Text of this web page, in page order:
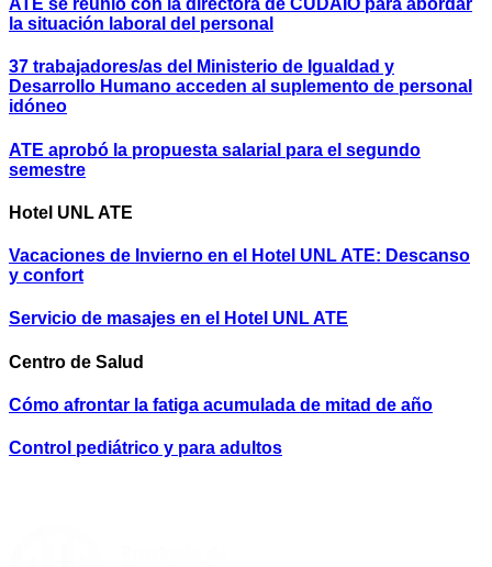
ATE se reunió con la directora de CUDAIO para abordar
la situación laboral del personal
37 trabajadores/as del Ministerio de Igualdad y
Desarrollo Humano acceden al suplemento de personal
idóneo
ATE aprobó la propuesta salarial para el segundo
semestre
Hotel UNL ATE
Vacaciones de Invierno en el Hotel UNL ATE: Descanso
y confort
Servicio de masajes en el Hotel UNL ATE
Centro de Salud
Cómo afrontar la fatiga acumulada de mitad de año
Control pediátrico y para adultos